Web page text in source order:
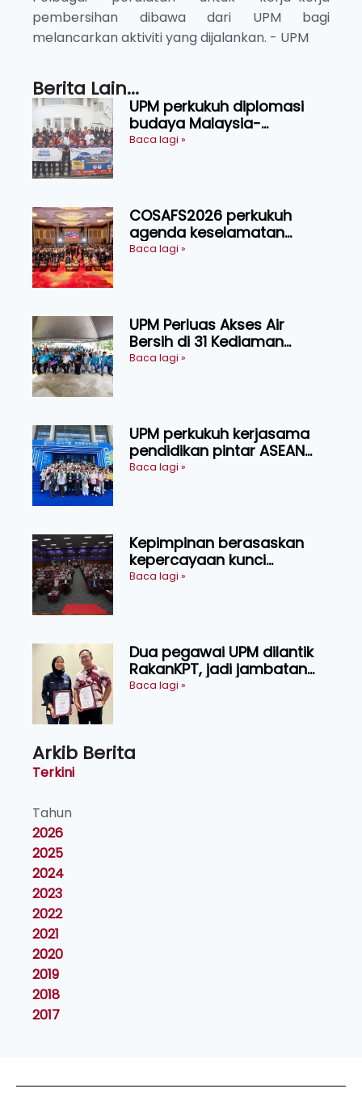
pembersihan dibawa dari UPM bagi
melancarkan aktiviti yang dijalankan. - UPM
Berita Lain...
UPM perkukuh diplomasi
budaya Malaysia-
Indonesia melalui Narasi
Baca lagi »
COSAFS2026 perkukuh
agenda keselamatan
makanan, AgriHub pacu
Baca lagi »
UPM Perluas Akses Air
Bersih di 31 Kediaman
Orang Asli Tasik Chini
Baca lagi »
UPM perkukuh kerjasama
pendidikan pintar ASEAN
menerusi lawatan rasmi ke
Baca lagi »
Kepimpinan berasaskan
kepercayaan kunci
kecemerlangan institusi -
Baca lagi »
Dua pegawai UPM dilantik
RakanKPT, jadi jambatan
maklumat ke akar umbi
Baca lagi »
Arkib Berita
Terkini
Tahun
2026
2025
2024
2023
2022
2021
2020
2019
2018
2017